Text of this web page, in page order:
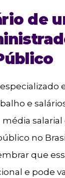
de
e
média
no
que
e pode